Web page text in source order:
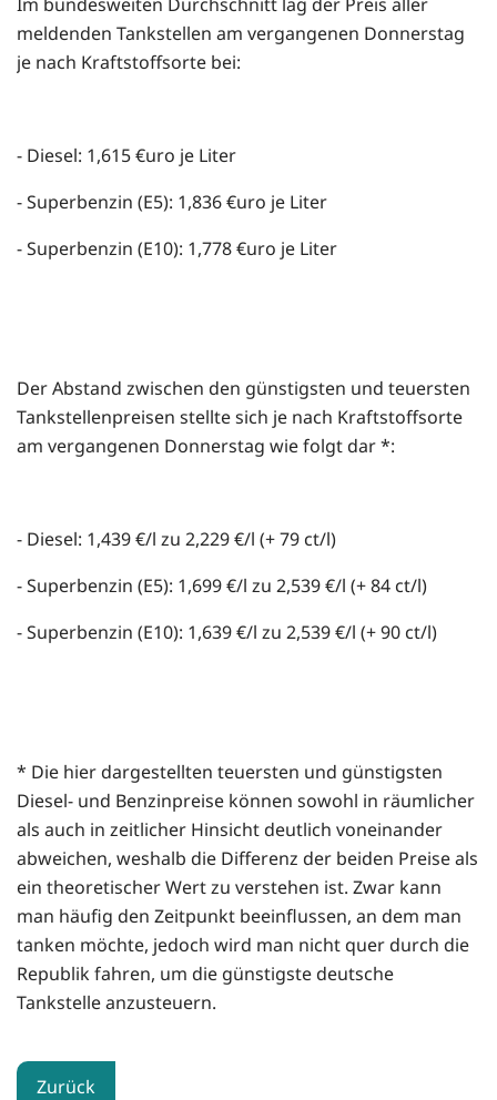
meldenden Tankstellen am vergangenen Donnerstag
je nach Kraftstoffsorte bei:
- Diesel: 1,615 €uro je Liter
- Superbenzin (E5): 1,836 €uro je Liter
- Superbenzin (E10): 1,778 €uro je Liter
Der Abstand zwischen den günstigsten und teuersten
Tankstellenpreisen stellte sich je nach Kraftstoffsorte
am vergangenen Donnerstag wie folgt dar *:
- Diesel: 1,439 €/l zu 2,229 €/l (+ 79 ct/l)
- Superbenzin (E5): 1,699 €/l zu 2,539 €/l (+ 84 ct/l)
- Superbenzin (E10): 1,639 €/l zu 2,539 €/l (+ 90 ct/l)
* Die hier dargestellten teuersten und günstigsten
Diesel- und Benzinpreise können sowohl in räumlicher
als auch in zeitlicher Hinsicht deutlich voneinander
abweichen, weshalb die Differenz der beiden Preise als
ein theoretischer Wert zu verstehen ist. Zwar kann
man häufig den Zeitpunkt beeinflussen, an dem man
tanken möchte, jedoch wird man nicht quer durch die
Republik fahren, um die günstigste deutsche
Tankstelle anzusteuern.
Zurück